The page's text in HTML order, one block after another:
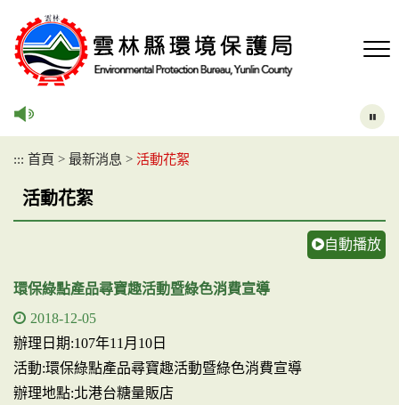
::: 首頁 > 最新消息 > 活動花絮
活動花絮
自動播放
環保綠點產品尋寶趣活動暨綠色消費宣導
2018-12-05
辦理日期:107年11月10日
活動:環保綠點產品尋寶趣活動暨綠色消費宣導
辦理地點:北港台糖量販店